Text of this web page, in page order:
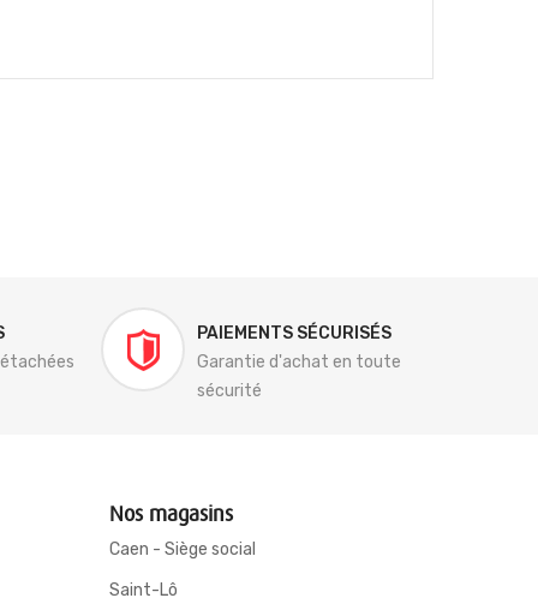
PAIEMENTS SÉCURISÉS
Garantie d'achat en toute
sécurité
Nos magasins
Caen - Siège social
Saint-Lô